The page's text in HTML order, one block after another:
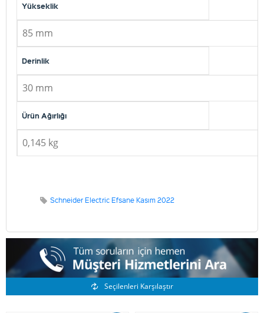
Yükseklik
85 mm
Derinlik
30 mm
Ürün Ağırlığı
0,145 kg
Schneider Electric Efsane Kasım 2022
Benzer Ürünler
Seçilenleri Karşılaştır